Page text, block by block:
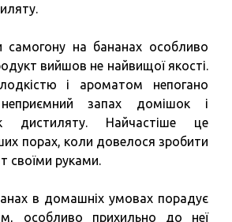
самогону на бананах особливо
вийшов не найвищої якості.
і ароматом непогано
запах домішок і
дистиляту. Найчастіше це
порах, коли довелося зробити
своїми руками.
в домашніх умовах порадує
особливо прихильно до неї